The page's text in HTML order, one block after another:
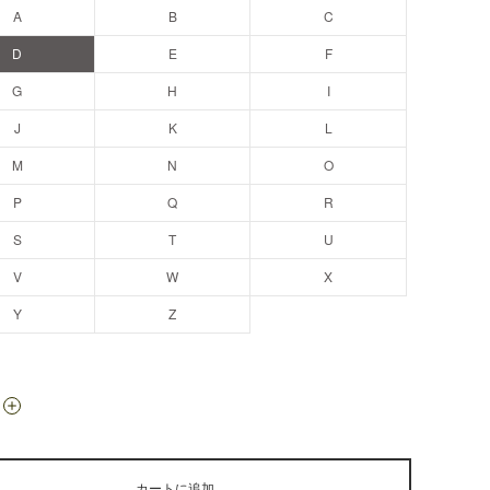
A B
C
D
E
F
G
H
I
J
K
L
M
N
O
P
Q
R
S
T
U
V
W
X
Y
Z